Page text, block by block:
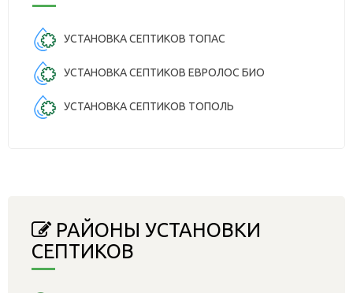
УСТАНОВКА СЕПТИКОВ ТОПАС
УСТАНОВКА СЕПТИКОВ ЕВРОЛОС БИО
УСТАНОВКА СЕПТИКОВ ТОПОЛЬ
РАЙОНЫ УСТАНОВКИ
СЕПТИКОВ